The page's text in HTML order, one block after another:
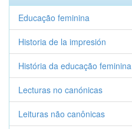
Educação feminina
Historia de la impresión
História da educação feminina
Lecturas no canónicas
Leituras não canônicas